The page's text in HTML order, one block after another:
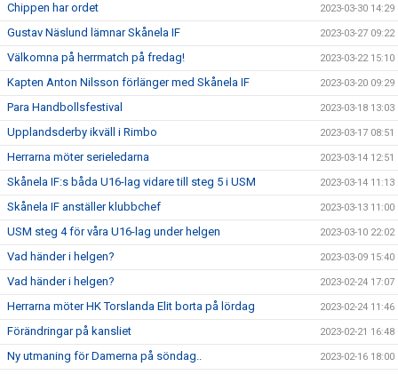
Chippen har ordet 2023-03-30 14:29
Gustav Näslund lämnar Skånela IF 2023-03-27 09:22
Välkomna på herrmatch på fredag! 2023-03-22 15:10
Kapten Anton Nilsson förlänger med Skånela IF 2023-03-20 09:29
Para Handbollsfestival 2023-03-18 13:03
Upplandsderby ikväll i Rimbo 2023-03-17 08:51
Herrarna möter serieledarna 2023-03-14 12:51
Skånela IF:s båda U16-lag vidare till steg 5 i USM 2023-03-14 11:13
Skånela IF anställer klubbchef 2023-03-13 11:00
USM steg 4 för våra U16-lag under helgen 2023-03-10 22:02
Vad händer i helgen? 2023-03-09 15:40
Vad händer i helgen? 2023-02-24 17:07
Herrarna möter HK Torslanda Elit borta på lördag 2023-02-24 11:46
Förändringar på kansliet 2023-02-21 16:48
Ny utmaning för Damerna på söndag.. 2023-02-16 18:00